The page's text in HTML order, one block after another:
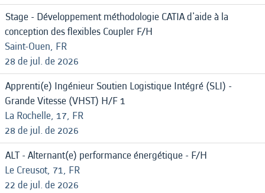
Stage - Développement méthodologie CATIA d'aide à la
conception des flexibles Coupler F/H
Saint-Ouen, FR
28 de jul. de 2026
Apprenti(e) Ingénieur Soutien Logistique Intégré (SLI) -
Grande Vitesse (VHST) H/F 1
La Rochelle, 17, FR
28 de jul. de 2026
ALT - Alternant(e) performance énergétique - F/H
Le Creusot, 71, FR
22 de jul. de 2026